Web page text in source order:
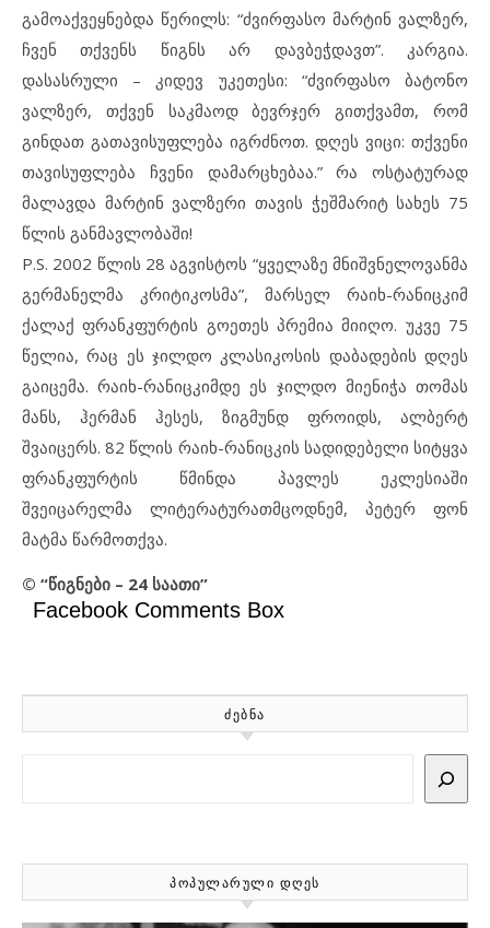
გამოაქვეყნებდა წერილს: “ძვირფასო მარტინ ვალზერ,
ჩვენ თქვენს წიგნს არ დავბეჭდავთ”. კარგია.
დასასრული – კიდევ უკეთესი: “ძვირფასო ბატონო
ვალზერ, თქვენ საკმაოდ ბევრჯერ გითქვამთ, რომ
გინდათ გათავისუფლება იგრძნოთ. დღეს ვიცი: თქვენი
თავისუფლება ჩვენი დამარცხებაა.” რა ოსტატურად
მალავდა მარტინ ვალზერი თავის ჭეშმარიტ სახეს 75
წლის განმავლობაში!
P.S. 2002 წლის 28 აგვისტოს “ყველაზე მნიშვნელოვანმა
გერმანელმა კრიტიკოსმა”, მარსელ რაიხ-რანიცკიმ
ქალაქ ფრანკფურტის გოეთეს პრემია მიიღო. უკვე 75
წელია, რაც ეს ჯილდო კლასიკოსის დაბადების დღეს
გაიცემა. რაიხ-რანიცკიმდე ეს ჯილდო მიენიჭა თომას
მანს, ჰერმან ჰესეს, ზიგმუნდ ფროიდს, ალბერტ
შვაიცერს. 82 წლის რაიხ-რანიცკის სადიდებელი სიტყვა
ფრანკფურტის წმინდა პავლეს ეკლესიაში
შვეიცარელმა ლიტერატურათმცოდნემ, პეტერ ფონ
მატმა წარმოთქვა.
© “წიგნები – 24 საათი”
Facebook Comments Box
ᲫᲔᲑᲜᲐ
ᲞᲝᲞᲣᲚᲐᲠᲣᲚᲘ ᲓᲦᲔᲡ